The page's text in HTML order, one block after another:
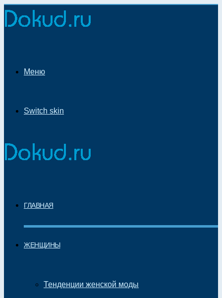
Меню
Switch skin
ГЛАВНАЯ
ЖЕНЩИНЫ
Тенденции женской моды